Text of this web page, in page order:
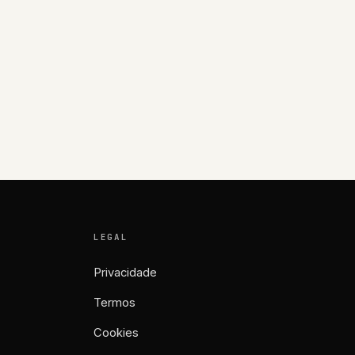
LEGAL
Privacidade
Termos
Cookies